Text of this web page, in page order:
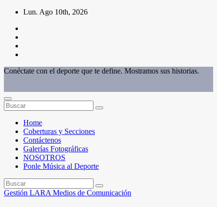
Saltar
contenido
Lun. Ago 10th, 2026
Conéctate con el deporte que te define. Mostramos sus historias.
Home
Coberturas y Secciones
Contáctenos
Galerías Fotográficas
NOSOTROS
Ponle Música al Deporte
Gestión LARA Medios de Comunicación